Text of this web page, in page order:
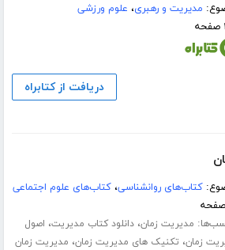
مدیریت و رهبری، علوم ورزشی
دریافت از کتابراه
کتاب‌های روانشناسی،کتاب‌های علوم اجتماعی
مدیریت زمان،دانلود کتاب مدیریت، اصول
زمان، تکنیک های مدیریت زمان، مدیریت زمان